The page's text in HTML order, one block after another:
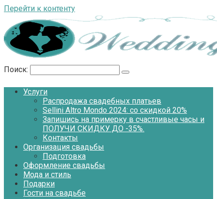
Перейти к контенту
Поиск:
Услуги
Распродажа свадебных платьев
Sellini Altro Mondo 2024: со скидкой 20%
Запишись на примерку в счастливые часы и
ПОЛУЧИ СКИДКУ ДО -35%.
Контакты
Организация свадьбы
Подготовка
Оформление свадьбы
Мода и стиль
Подарки
Гости на свадьбе